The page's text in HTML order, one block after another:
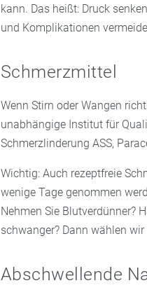
kann. Das heißt: Druck
und Komplikationen
Schmerzmittel
Wenn Stirn oder Wangen
unabhängige Institut für
Schmerzlinderung ASS,
Wichtig: Auch rezeptfreie
wenige Tage genommen
Nehmen Sie Blutverdünner?
schwanger? Dann wählen
Abschwellende